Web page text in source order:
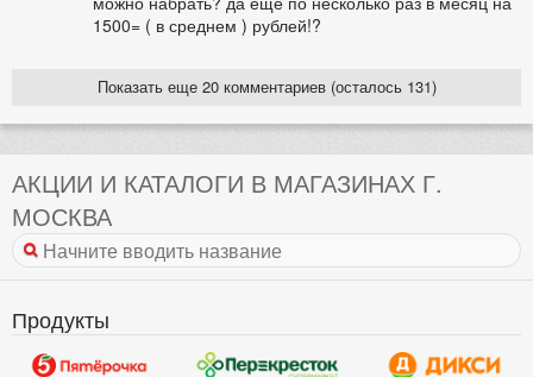
1500= ( в среднем ) рублей!?
Показать еще 20 комментариев (осталось 131)
АКЦИИ И КАТАЛОГИ В МАГАЗИНАХ Г.
МОСКВА
Продукты